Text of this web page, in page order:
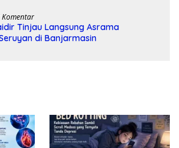
Komentar
Tinjau Langsung Asrama
di Banjarmasin